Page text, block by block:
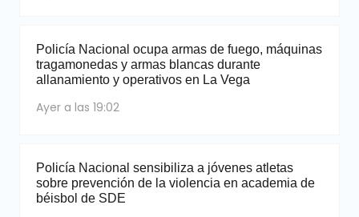
Policía Nacional ocupa armas de fuego, máquinas
tragamonedas y armas blancas durante
allanamiento y operativos en La Vega
Ayer a las 19:02
Policía Nacional sensibiliza a jóvenes atletas
sobre prevención de la violencia en academia de
béisbol de SDE